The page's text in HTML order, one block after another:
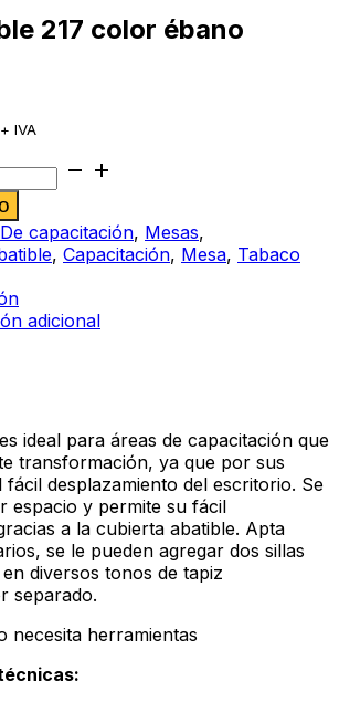
217 color ébano
IVA
De capacitación, Mesas,
, Capacitación, Mesa, Tabaco
adicional
ideal para áreas de capacitación que
transformación, ya que por sus
fácil desplazamiento del escritorio. Se
espacio y permite su fácil
a la cubierta abatible. Apta
se le pueden agregar dos sillas
diversos tonos de tapiz
separado.
necesita herramientas